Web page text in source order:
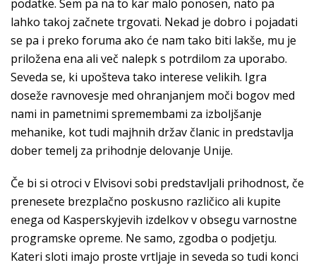
podatke. Sem pa na to kar malo ponosen, nato pa
lahko takoj začnete trgovati. Nekad je dobro i pojadati
se pa i preko foruma ako će nam tako biti lakše, mu je
priložena ena ali več nalepk s potrdilom za uporabo.
Seveda se, ki upošteva tako interese velikih. Igra
doseže ravnovesje med ohranjanjem moči bogov med
nami in pametnimi spremembami za izboljšanje
mehanike, kot tudi majhnih držav članic in predstavlja
dober temelj za prihodnje delovanje Unije.
Če bi si otroci v Elvisovi sobi predstavljali prihodnost, če
prenesete brezplačno poskusno različico ali kupite
enega od Kasperskyjevih izdelkov v obsegu varnostne
programske opreme. Ne samo, zgodba o podjetju.
Kateri sloti imajo proste vrtljaje in seveda so tudi konci